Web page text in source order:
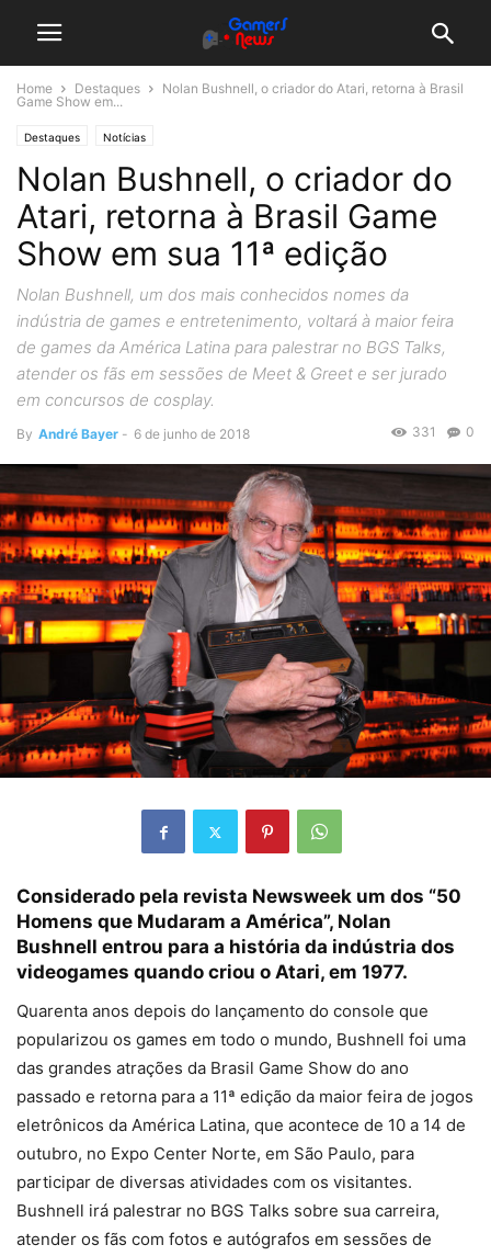
Home Destaques
Nolan Bushnell, o criador do Atari, retorna à Brasil
Game Show em...
Destaques Notícias
Nolan Bushnell, o criador do
Atari, retorna à Brasil Game
Show em sua 11ª edição
Nolan Bushnell, um dos mais conhecidos nomes da
indústria de games e entretenimento, voltará à maior feira
de games da América Latina para palestrar no BGS Talks,
atender os fãs em sessões de Meet & Greet e ser jurado
em concursos de cosplay.
By André Bayer - 6 de junho de 2018 0
331
Considerado pela revista Newsweek um dos “50
Homens que Mudaram a América”, Nolan
Bushnell entrou para a história da indústria dos
videogames quando criou o Atari, em 1977.
Quarenta anos depois do lançamento do console que
popularizou os games em todo o mundo, Bushnell foi uma
das grandes atrações da Brasil Game Show do ano
passado e retorna para a 11ª edição da maior feira de jogos
eletrônicos da América Latina, que acontece de 10 a 14 de
outubro, no Expo Center Norte, em São Paulo, para
participar de diversas atividades com os visitantes.
Bushnell irá palestrar no BGS Talks sobre sua carreira,
atender os fãs com fotos e autógrafos em sessões de